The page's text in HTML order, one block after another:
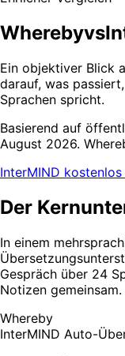
Wherebyvs
Ein objektiver Blick
darauf, was
Sprachen spricht.
Basierend auf
August 2026.
InterMIND
Der
In einem
Gespräch über 24
Notizen gemeinsam.
Whereby
InterMIND Auto-